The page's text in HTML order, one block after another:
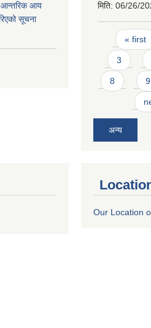
आन्तरिक आय
सूचना
मिति: 06/26/
Pages
« first
3
8 9
अन्य
Our Location